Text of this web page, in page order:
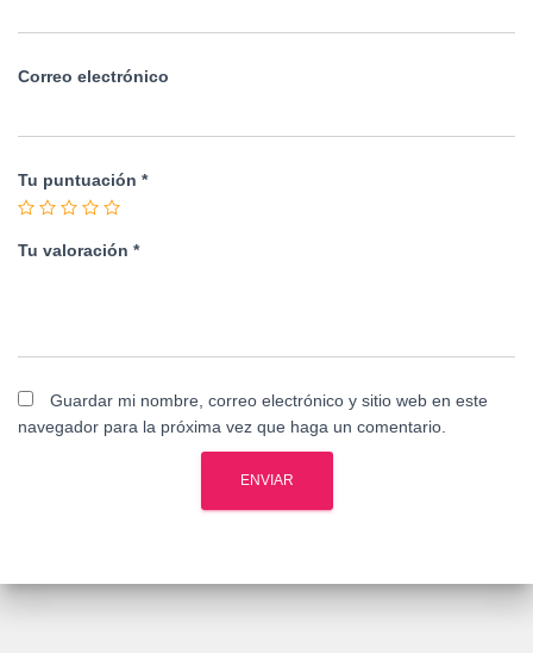
Correo electrónico
Tu puntuación *
Tu valoración *
Guardar mi nombre, correo electrónico y sitio web en este
navegador para la próxima vez que haga un comentario.